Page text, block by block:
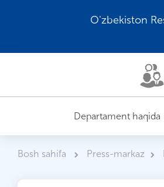
O'zbekiston
Departament haqida
Bosh sahifa Press-markaz